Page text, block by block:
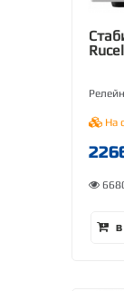
На
В